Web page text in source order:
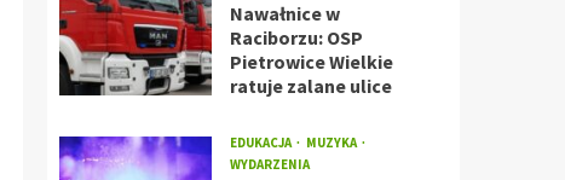
Nawałnice w
Raciborzu: OSP
Pietrowice Wielkie
ratuje zalane ulice
EDUKACJA
MUZYKA
WYDARZENIA